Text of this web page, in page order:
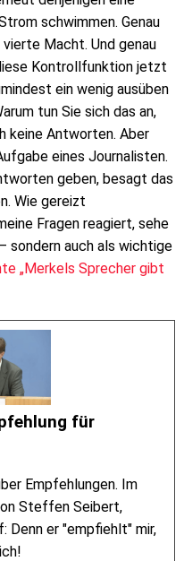
schwimmen. Genau
Macht. Und genau
Kontrollfunktion jetzt
ein wenig ausüben
tun Sie sich das an,
keine Antworten. Aber
eines Journalisten.
geben, besagt das
Wie gereizt
Fragen reagiert, sehe
sondern auch als wichtige
„Merkels Sprecher gibt
für
Empfehlungen. Im
Steffen Seibert,
Denn er "empfiehlt" mir,